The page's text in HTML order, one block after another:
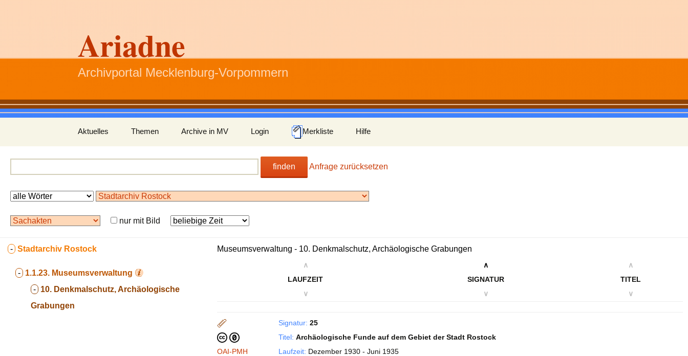
Ariadne
Archivportal Mecklenburg-Vorpommern
Inhalt
springen
Aktuelles Themen Archive in MV Login Merkliste Hilfe
finden Anfrage zurücksetzen
nur mit Bild
- Stadtarchiv Rostock
- 1.1.23. Museumsverwaltung
- 10. Denkmalschutz, Archäologische
Grabungen
Museumsverwaltung - 10. Denkmalschutz, Archäologische Grabungen
∧
LAUFZEIT
∨
∧
SIGNATUR
∨
∧
TITEL
∨
OAI-PMH
Signatur: 25
Titel: Archäologische Funde auf dem Gebiet der Stadt Rostock
Laufzeit: Dezember 1930 - Juni 1935